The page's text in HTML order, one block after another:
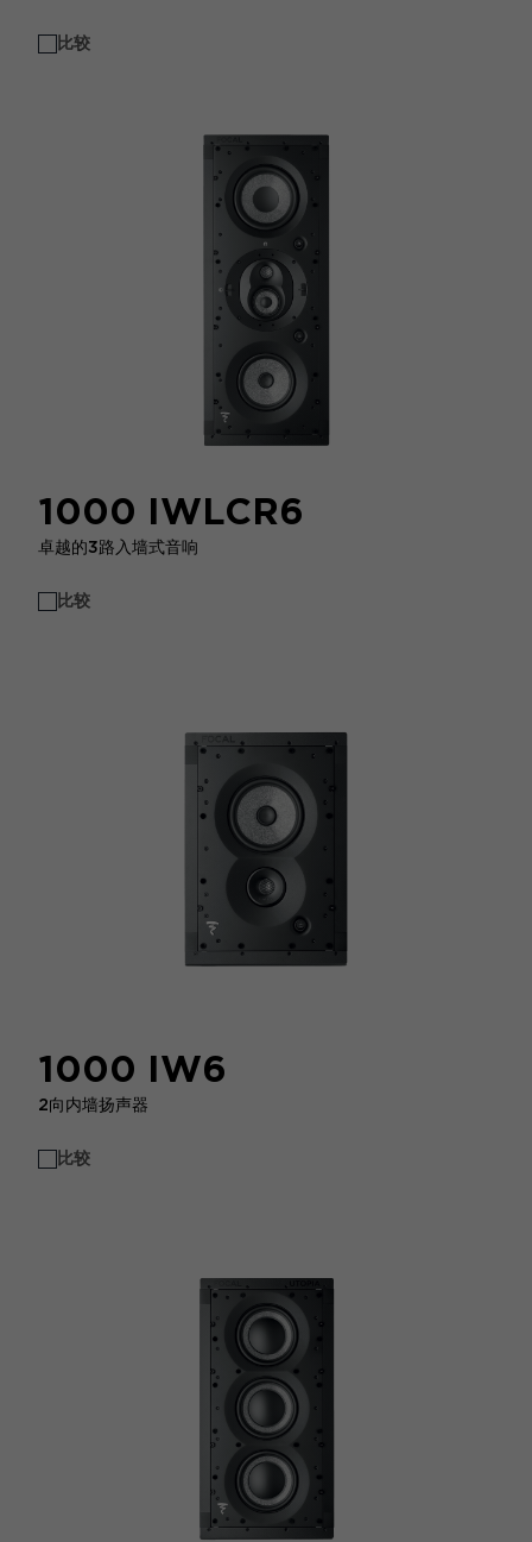
比较
1000 IWLCR6
卓越的3路入墙式音响
比较
1000 IW6
2向内墙扬声器
比较